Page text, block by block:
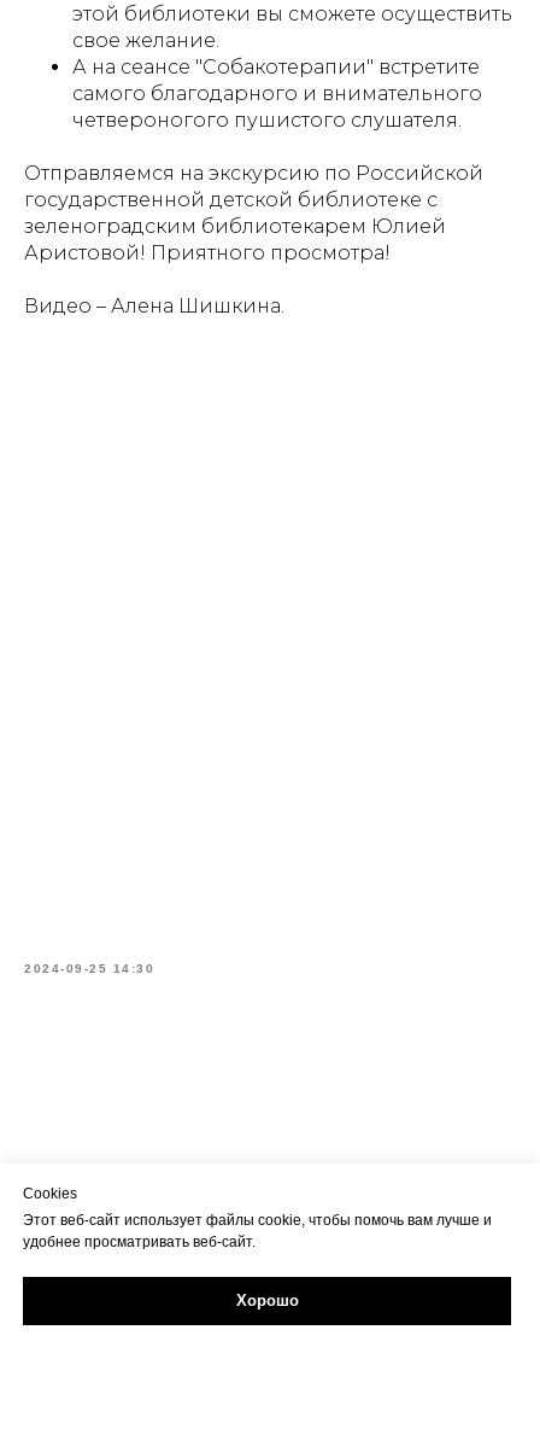
Задайте свой вопрос в Max
этой библиотеки вы сможете осуществить
свое желание.
А на сеансе "Собакотерапии" встретите
самого благодарного и внимательного
четвероногого пушистого слушателя.
Отправляемся на экскурсию по Российской
государственной детской библиотеке с
зеленоградским библиотекарем Юлией
Аристовой! Приятного просмотра!
Видео – Алена Шишкина.
2024-09-25 14:30
Cookies
Этот веб-сайт использует файлы cookie, чтобы помочь вам лучше и
удобнее просматривать веб-сайт.
Хорошо